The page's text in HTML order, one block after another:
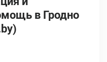
в Гродно